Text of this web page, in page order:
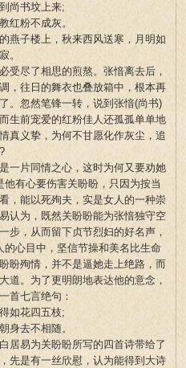
尚书坟上来;
红粉不成灰。
燕子楼上，秋来西风送寒，月明如
。
受尽了相思的煎熬。张愔离去后，
，往日的舞衣也叠放箱中，根本再
。忽然笔锋一转，说到张愔(尚书)
生前宠爱的红粉佳人还孤孤单单地
真义挚，为何不甘愿化作灰尘，追
一片同情之心，这时为何又要劝她
他有心要伤害关盼盼，只因为按当
，能以死殉夫，实是女人的一种崇
认为，既然关盼盼能为张愔独守空
步，从而留下贞节烈妇的好名声，
的心目中，坚信节操和美名比生命
盼殉情，并不是逼她走上绝路，而
道。为了更明朗地表达他的意念，
首七言绝句：
如花四五枝;
身去不相随。
居易为关盼盼所写的四首诗带给了
先是有一丝欣慰，认为能得到大诗